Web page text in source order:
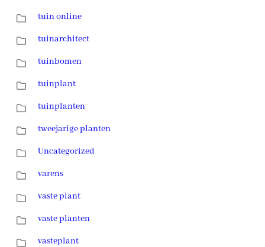
tuin online
tuinarchitect
tuinbomen
tuinplant
tuinplanten
tweejarige planten
Uncategorized
varens
vaste plant
vaste planten
vasteplant